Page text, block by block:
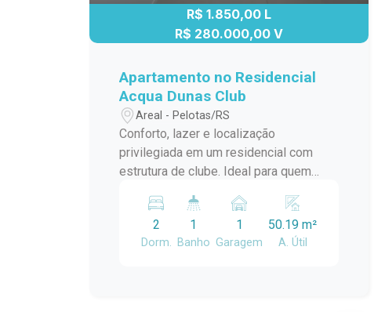
R$ 1.850,00 L
R$ 280.000,00 V
Apartamento no Residencial
Acqua Dunas Club
Areal - Pelotas/RS
Conforto, lazer e localização
privilegiada em um residencial com
estrutura de clube. Ideal para quem
qualidade de vida em um dos
residenciais mais completos da região.
Características do imóvel: Sala de estar
2
Dorm.
1
Banho
1
Garagem
50.19 m²
A. Útil